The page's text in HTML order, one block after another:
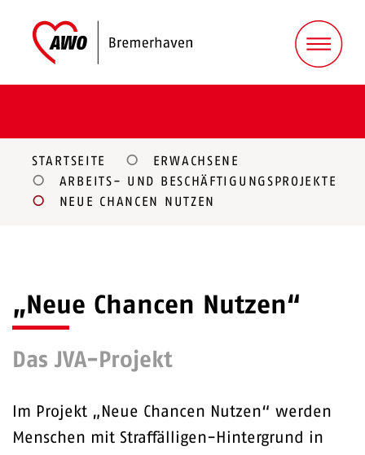
STARTSEITE
ERWACHSENE
ARBEITS- UND BESCHÄFTIGUNGSPROJEKTE
NEUE CHANCEN NUTZEN
„Neue Chancen Nutzen“
Das JVA-Projekt
Im Projekt „Neue Chancen Nutzen“ werden
Menschen mit Straffälligen-Hintergrund in